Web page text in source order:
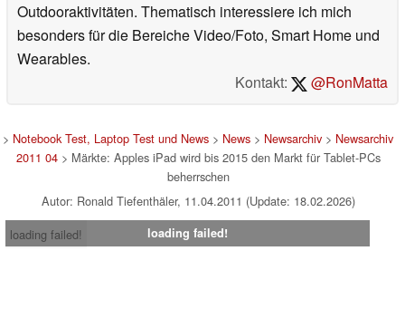
Outdooraktivitäten. Thematisch interessiere ich mich
besonders für die Bereiche Video/Foto, Smart Home und
Wearables.
Kontakt:
@RonMatta
> Notebook Test, Laptop Test und News > News > Newsarchiv > Newsarchiv
2011 04> Märkte: Apples iPad wird bis 2015 den Markt für Tablet-PCs
beherrschen
Autor: Ronald Tiefenthäler, 11.04.2011 (Update: 18.02.2026)
loading failed!
loading failed!